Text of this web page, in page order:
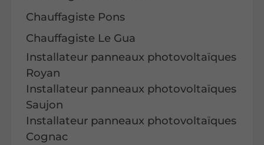
Chauffagiste Pons
Chauffagiste Le Gua
Installateur panneaux photovoltaïques
Royan
Installateur panneaux photovoltaïques
Saujon
Installateur panneaux photovoltaïques
Cognac